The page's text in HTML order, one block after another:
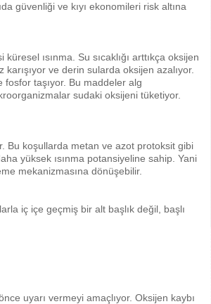
güvenliği ve kıyı ekonomileri risk altına
ısınma. Su sıcaklığı arttıkça oksijen
ve derin sularda oksijen azalıyor.
fosfor taşıyor. Bu maddeler alg
sudaki oksijeni tüketiyor.
Bu koşullarda metan ve azot protoksit gibi
yüksek ısınma potansiyeline sahip. Yani
mekanizmasına dönüşebilir.
iç içe geçmiş bir alt başlık değil, başlı
uyarı vermeyi amaçlıyor. Oksijen kaybı